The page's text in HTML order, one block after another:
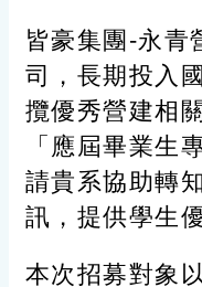
皆豪集團-永青
司，長期投入
攬優秀營建相
「應屆畢業生
請貴系協助轉
訊，提供學生
本次招募對象